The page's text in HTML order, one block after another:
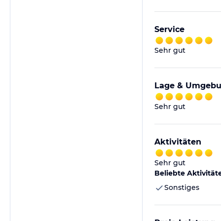
Service
Sehr gut
Lage &
Sehr gut
Aktivitäten
Sehr gut
Beliebte
Sonstiges